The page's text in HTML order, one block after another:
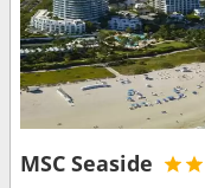
MSC Seaside